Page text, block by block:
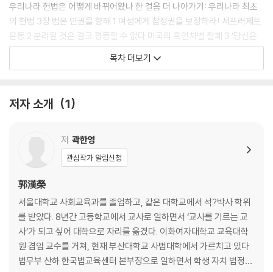
우리나라 헌법은 어떻게 바뀌어왔나 한 걸음 더 나아가기: 우리나라 최초
의 헌법 3장 법은 인권을 향해 1 여성에게 참정권을 보장하라! 서프러제트
운동 2 분리된 것은 결코 평등할 수 없다 미국의 흑인차별 철폐 3 ‘당신은
변호사를 선임할 권리가 있습니다’ 미란다 원칙의 시작 4 여성은 남성의
보호를 받아야 한다 호주제 폐지 5 사형 제도, 인권 보호일까 침해일까 조
의는 때로 목숨을 요구한다 지오반니 팔코네 판사 3 양심의 이름으로 민중
여성 변호사 이태영 한 걸음 더 나아가기: 어두운 곳을 밝히는 공익변호사
5장 법과 인간을 둘러싼 끝나지 않은 논쟁 1 노예는 인간인가 아미스타드
호 사건 2 살기 위해서라면 다른 사람을 해쳐도 될까 미뇨넷호 사건 3 국가
의 명령에 따른 것이 죄인가요 아이히만 재판 4 우리 아이는 학교 안 보냅
니다! 요더 사건 한 걸음 더 나아가기: 왜 법복은 학위복과 비슷할까 참고
문헌
목차 더보기
저자 소개 1
저 곽한영
관심작가 알림신청
郭漢榮
서울대학교 사회교육과를 졸업하고, 같은 대학교에서 석?박사 학위
를 받았다. 8년간 고등학교에서 교사로 일하면서 ‘교사를 기르는 교
사’가 되고 싶어 대학으로 자리를 옮겼다. 이화여자대학교 교육대학
원 겸임 교수를 거쳐, 현재 부산대학교 사범대학에서 가르치고 있다.
법무부 산하 한국법교육센터 본부장으로 일하면서 학생 자치 법정을